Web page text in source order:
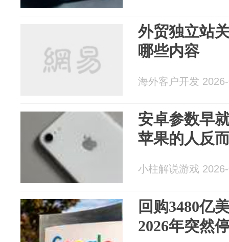
外贸独立站
哪些内容
海外客户开发
安卓参数早
苹果的人反
小柱解说游戏
回购3480亿
2026年突然